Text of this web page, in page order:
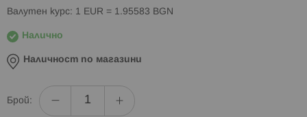
Валутен курс: 1 EUR = 1.95583 BGN
Налично
Наличност по магазини
Брой: